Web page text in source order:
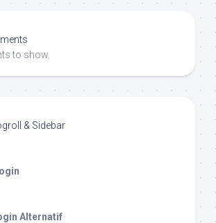
to show.
& Sidebar
Alternatif